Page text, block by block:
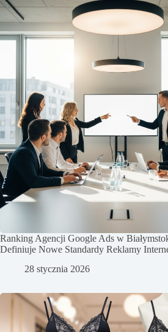
Ranking Agencji Google Ads w
Definiuje Nowe Standardy Reklamy
28 stycznia 2026